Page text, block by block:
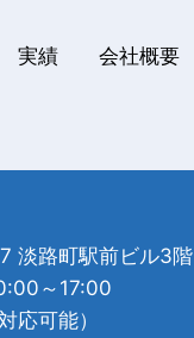
実績 会社概要
淡路町駅前ビル3階
～17:00
応可能）